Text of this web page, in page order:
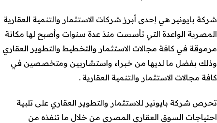
شركة بايونير هي إحدى أبرز شركات الاستثمار والتنمية العقارية
المصرية الواعدة التي تأسست منذ عدة سنوات وأصبح لها مكانة
مرموقة في كافة مجالات الاستثمار والتخطيط والتطوير العقاري
وذلك بفضل ما لديها من خبراء واستشاريين ومتخصصين في
كافة مجالات الاستثمار والتنمية العقارية .
تحرص شركة بايونير للاستثمار والتطوير العقاري على تلبية
احتياجات السوق العقاري المصري من خلال ما تنفذه من